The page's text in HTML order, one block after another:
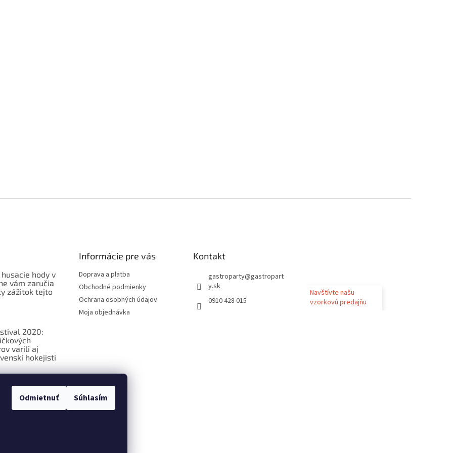
Odmietnuť Súhlasím
husacie hody v
vám zaručia
zážitok tejto
2020:
varili aj
hokejisti
o
potravinách
Informácie pre vás
Doprava a platba
Obchodné podmienky
Ochrana osobných údajov
Moja objednávka
Kontakt
gastroparty@gastropart
y.sk
0910 428 015
Navštívte našu
vzorkovú predajňu